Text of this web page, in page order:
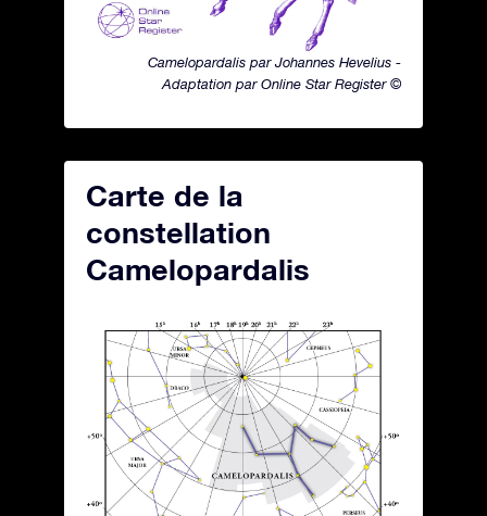
Camelopardalis par Johannes Hevelius -
Adaptation par Online Star Register ©
Carte de la
constellation
Camelopardalis